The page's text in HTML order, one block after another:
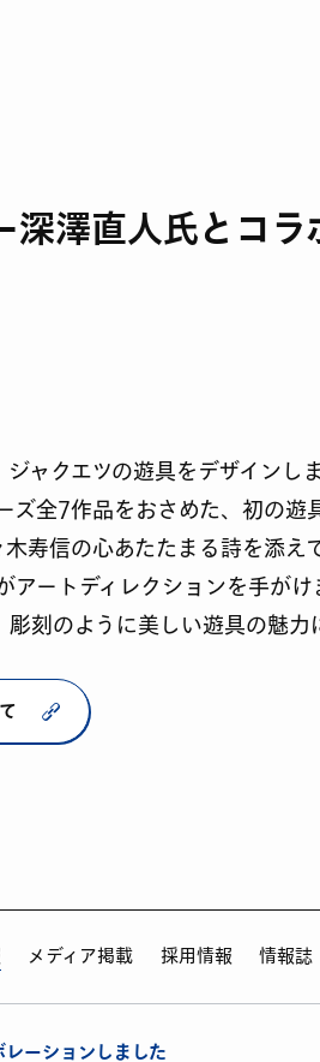
深澤直人氏とコ
ャクエツの遊具をデザインしま
全7作品をおさめた、初の遊
寿信の心あたたまる詩を添えて
ートディレクションを手がけ
刻のように美しい遊具の魅力
メディア掲載 採用情報 情報誌
ーションしました